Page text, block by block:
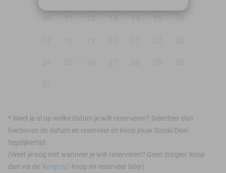
* Weet je al op welke datum je wilt reserveren? Selecteer dan
hierboven de datum en reserveer en koop jouw Social Deal
tegelijkertijd.
(Weet je nog niet wanneer je wilt reserveren? Geen zorgen: koop
dan via de ‘koop nu’-knop én reserveer later)